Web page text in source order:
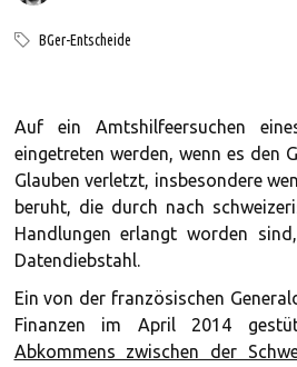
BGer-Entscheide
Auf ein Amtshilfeersuchen
eingetreten werden, wenn es den
Glauben verletzt, insbesondere
beruht, die durch nach
Handlungen erlangt worden
Datendiebstahl.
Ein von der französischen
Finanzen im April 2014
Abkommens zwischen der